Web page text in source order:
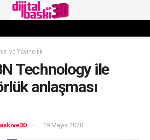
ve Yayıncılık
Technology ile
anlaşması
19 Mayıs 2020